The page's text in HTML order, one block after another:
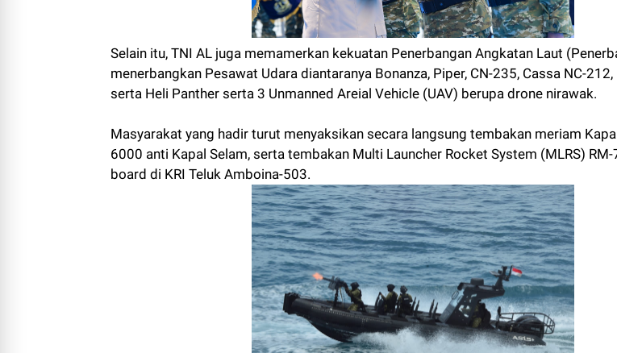
Selain itu, TNI AL juga memamerkan kekuatan Penerbangan Angkatan Laut
menerbangkan Pesawat Udara diantaranya Bonanza, Piper, CN-235, Cassa NC-
serta Heli Panther serta 3 Unmanned Areial Vehicle (UAV) berupa drone nirawak.
Masyarakat yang hadir turut menyaksikan secara langsung tembakan meriam
6000 anti Kapal Selam, serta tembakan Multi Launcher Rocket System (MLRS)
board di KRI Teluk Amboina-503.